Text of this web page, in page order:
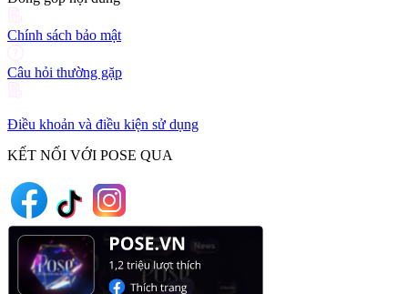
Chính sách bảo mật
Câu hỏi thường gặp
Điều khoản và điều kiện sử dụng
KẾT NỐI VỚI POSE QUA